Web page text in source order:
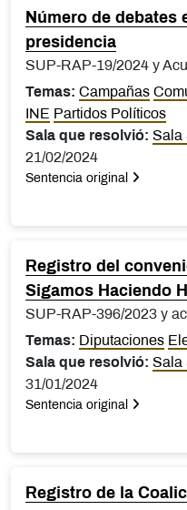
Número de debates
presidencia
SUP-RAP-19/2024 y
Temas: Campañas
INE Partidos Políticos
Sala que resolvió: Sala
21/02/2024
Sentencia original
Registro del
Sigamos Haciendo
SUP-RAP-396/2023 y
Temas: Diputaciones
Sala que resolvió: Sala
31/01/2024
Sentencia original
Registro de la